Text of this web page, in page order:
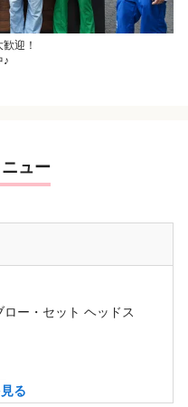
迎！
♪
ュー
ー・セット ヘッドス
ます
る